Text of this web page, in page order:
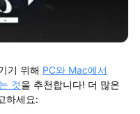
기 위해 PC와 Mac에서
것을 추천합니다! 더 많은
하세요: